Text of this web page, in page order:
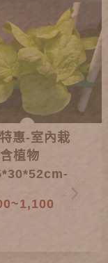
惠-室內栽
植物